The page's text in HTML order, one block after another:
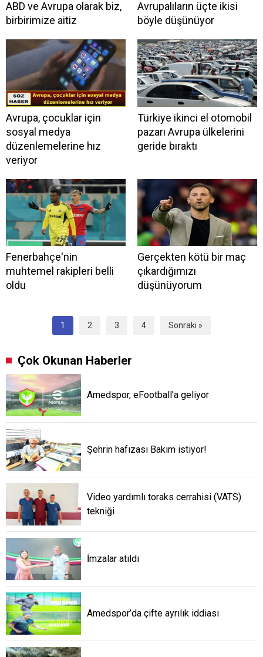
ABD ve Avrupa olarak biz,
birbirimize aitiz
Avrupalıların üçte ikisi
böyle düşünüyor
Avrupa, çocuklar için
sosyal medya
düzenlemelerine hız
veriyor
Türkiye ikinci el otomobil
pazarı Avrupa ülkelerini
geride bıraktı
Fenerbahçe'nin
muhtemel rakipleri belli
oldu
Gerçekten kötü bir maç
çıkardığımızı
düşünüyorum
1 2 3 4 Sonraki »
Çok Okunan Haberler
Amedspor, eFootball'a geliyor
Şehrin hafızası Bakım istiyor!
Video yardımlı toraks cerrahisi (VATS)
tekniği
İmzalar atıldı
Amedspor’da çifte ayrılık iddiası